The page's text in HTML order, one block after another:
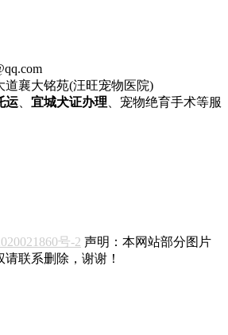
襄大铭苑(汪旺宠物医院)
运 宜城犬证办理 、宠物绝育手术等服
号-2 声明：本网站部分图片
联系删除，谢谢！